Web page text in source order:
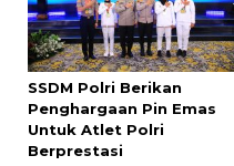
SSDM Polri Berikan
Penghargaan Pin Emas
Untuk Atlet Polri
Berprestasi